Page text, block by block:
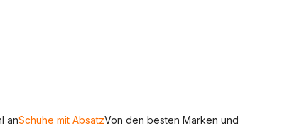
anSchuhe mit AbsatzVon den besten Marken und